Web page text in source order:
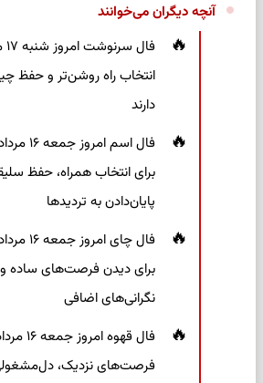
آنچه دیگران می‌خوانند
انتخاب راه روشن‌تر و حفظ
دارند
برای انتخاب همراه، حفظ
پایان‌دادن به تردیدها
برای دیدن فرصت‌های ساده و
نگرانی‌های اضافی
فرصت‌های نزدیک،